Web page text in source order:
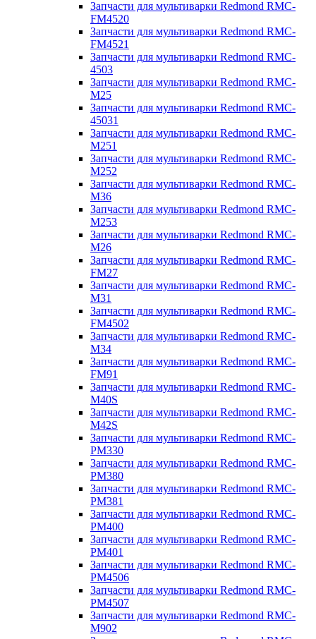
Запчасти для мультиварки Redmond RMC-
FM4520
Запчасти для мультиварки Redmond RMC-
FM4521
Запчасти для мультиварки Redmond RMC-
4503
Запчасти для мультиварки Redmond RMC-
M25
Запчасти для мультиварки Redmond RMC-
45031
Запчасти для мультиварки Redmond RMC-
M251
Запчасти для мультиварки Redmond RMC-
M252
Запчасти для мультиварки Redmond RMC-
M36
Запчасти для мультиварки Redmond RMC-
M253
Запчасти для мультиварки Redmond RMC-
M26
Запчасти для мультиварки Redmond RMC-
FM27
Запчасти для мультиварки Redmond RMC-
M31
Запчасти для мультиварки Redmond RMC-
FM4502
Запчасти для мультиварки Redmond RMC-
M34
Запчасти для мультиварки Redmond RMC-
FM91
Запчасти для мультиварки Redmond RMC-
M40S
Запчасти для мультиварки Redmond RMC-
M42S
Запчасти для мультиварки Redmond RMC-
PM330
Запчасти для мультиварки Redmond RMC-
PM380
Запчасти для мультиварки Redmond RMC-
PM381
Запчасти для мультиварки Redmond RMC-
PM400
Запчасти для мультиварки Redmond RMC-
PM401
Запчасти для мультиварки Redmond RMC-
PM4506
Запчасти для мультиварки Redmond RMC-
PM4507
Запчасти для мультиварки Redmond RMC-
M902